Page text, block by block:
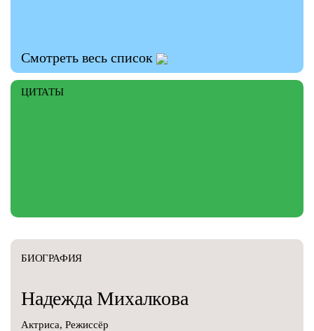
Смотреть весь список
ЦИТАТЫ
БИОГРАФИЯ
НадеждаМихалкова
Актриса, Режиссёр